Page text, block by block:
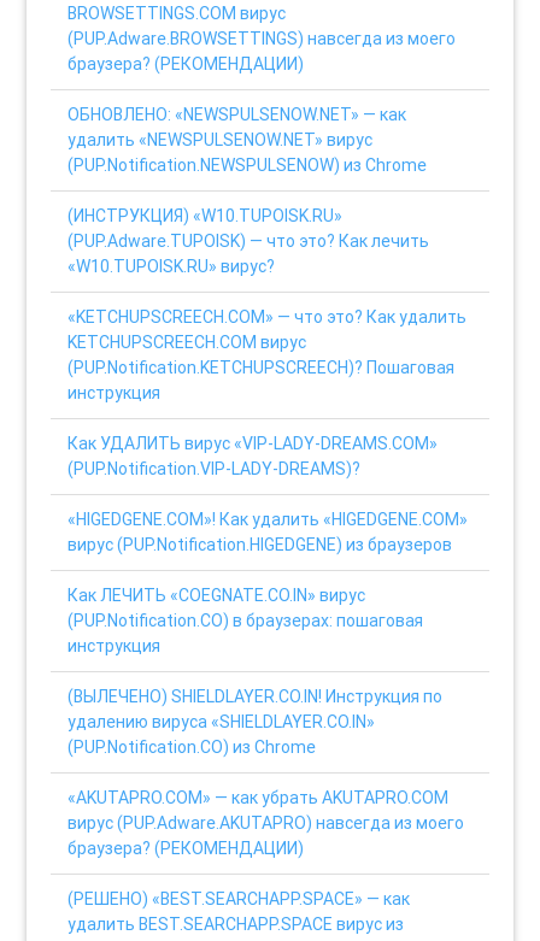
BROWSETTINGS.COM вирус
(PUP.Adware.BROWSETTINGS) навсегда из моего
браузера? (РЕКОМЕНДАЦИИ)
ОБНОВЛЕНО: «NEWSPULSENOW.NET» — как
удалить «NEWSPULSENOW.NET» вирус
(PUP.Notification.NEWSPULSENOW) из Chrome
(ИНСТРУКЦИЯ) «W10.TUPOISK.RU»
(PUP.Adware.TUPOISK) — что это? Как лечить
«W10.TUPOISK.RU» вирус?
«KETCHUPSCREECH.COM» — что это? Как удалить
KETCHUPSCREECH.COM вирус
(PUP.Notification.KETCHUPSCREECH)? Пошаговая
инструкция
Как УДАЛИТЬ вирус «VIP-LADY-DREAMS.COM»
(PUP.Notification.VIP-LADY-DREAMS)?
«HIGEDGENE.COM»! Как удалить «HIGEDGENE.COM»
вирус (PUP.Notification.HIGEDGENE) из браузеров
Как ЛЕЧИТЬ «COEGNATE.CO.IN» вирус
(PUP.Notification.CO) в браузерах: пошаговая
инструкция
(ВЫЛЕЧЕНО) SHIELDLAYER.CO.IN! Инструкция по
удалению вируса «SHIELDLAYER.CO.IN»
(PUP.Notification.CO) из Chrome
«AKUTAPRO.COM» — как убрать AKUTAPRO.COM
вирус (PUP.Adware.AKUTAPRO) навсегда из моего
браузера? (РЕКОМЕНДАЦИИ)
(РЕШЕНО) «BEST.SEARCHAPP.SPACE» — как
удалить BEST.SEARCHAPP.SPACE вирус из